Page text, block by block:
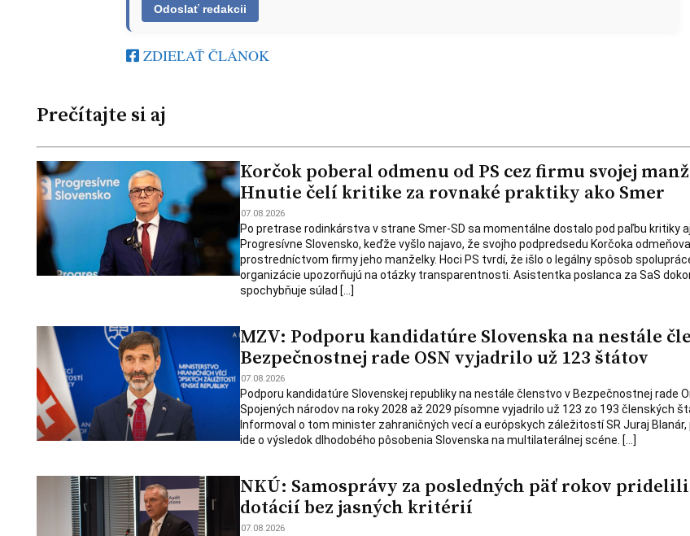
ZDIEĽAŤ ČLÁNOK
Prečítajte si aj
Korčok poberal odmenu od PS cez firmu svojej
Hnutie čelí kritike za rovnaké praktiky ako Smer
07.08.2026
Po pretrase rodinkárstva v strane Smer-SD sa momentálne dostalo pod paľbu kritiky
Progresívne Slovensko, keďže vyšlo najavo, že svojho podpredsedu Korčoka
prostredníctvom firmy jeho manželky. Hoci PS tvrdí, že išlo o legálny spôsob
organizácie upozorňujú na otázky transparentnosti. Asistentka poslanca za SaS
spochybňuje súlad […]
MZV: Podporu kandidatúre Slovenska na nestále
Bezpečnostnej rade OSN vyjadrilo už 123 štátov
07.08.2026
Podporu kandidatúre Slovenskej republiky na nestále členstvo v Bezpečnostnej rade
Spojených národov na roky 2028 až 2029 písomne vyjadrilo už 123 zo 193 členských
Informoval o tom minister zahraničných vecí a európskych záležitostí SR Juraj
ide o výsledok dlhodobého pôsobenia Slovenska na multilaterálnej scéne. […]
NKÚ: Samosprávy za posledných päť rokov
dotácií bez jasných kritérií
07.08.2026